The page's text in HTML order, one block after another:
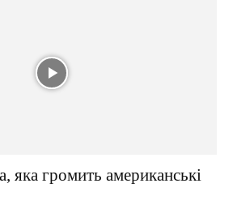
яка громить американські